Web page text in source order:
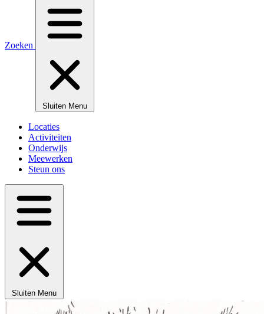
Zoeken
Sluiten Menu
Locaties
Activiteiten
Onderwijs
Meewerken
Steun ons
Sluiten Menu